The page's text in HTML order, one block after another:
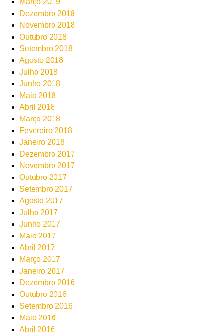
Março 2019
Dezembro 2018
Novembro 2018
Outubro 2018
Setembro 2018
Agosto 2018
Julho 2018
Junho 2018
Maio 2018
Abril 2018
Março 2018
Fevereiro 2018
Janeiro 2018
Dezembro 2017
Novembro 2017
Outubro 2017
Setembro 2017
Agosto 2017
Julho 2017
Junho 2017
Maio 2017
Abril 2017
Março 2017
Janeiro 2017
Dezembro 2016
Outubro 2016
Setembro 2016
Maio 2016
Abril 2016